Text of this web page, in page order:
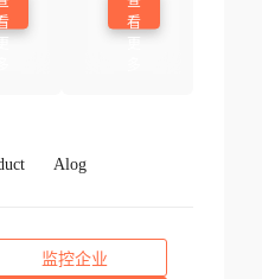
看
Alog
监控企业